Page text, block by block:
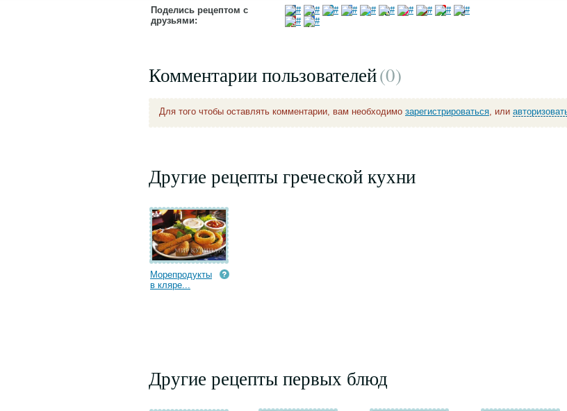
Поделись рецептом с
друзьями:
Комментарии пользователей(0)
Для того чтобы оставлять комментарии, вам необходимо зарегистрироваться, или
Другие рецепты греческой кухни
Морепродукты
в кляре...
Другие рецепты первых блюд